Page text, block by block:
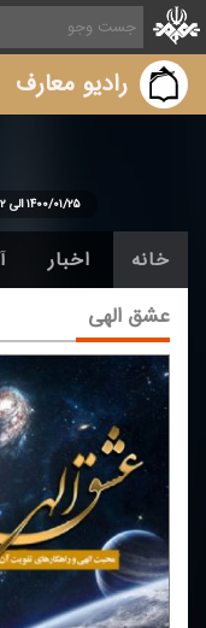
رادیو معارف
۱۴۰۰/۰۱/۲۵ الی ۱۴۰۰/۰۲/۲۲ از ساعت ۲۲:۳۰ به مدت ۳۰دقیقه
خانه اخبار
عشق الهی